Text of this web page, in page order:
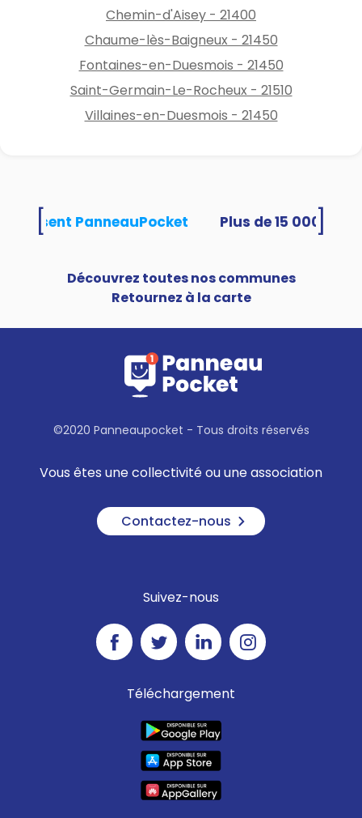
Chemin-d'Aisey - 21400
Chaume-lès-Baigneux - 21450
Fontaines-en-Duesmois - 21450
Saint-Germain-Le-Rocheux - 21510
Villaines-en-Duesmois - 21450
PanneauPocket
Découvrez toutes nos communes
Retournez à la carte
©2020 Panneaupocket - Tous droits réservés
Vous êtes une collectivité ou une association
Contactez-nous
Suivez-nous
Téléchargement